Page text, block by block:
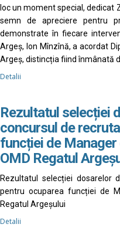
loc un moment special, dedicat
semn de apreciere pentru
demonstrate în fiecare
Argeș, Ion Mînzînă, a acordat
Argeș, distincția fiind înmânată
Detalii
Rezultatul selecției
concursul de
funcției de Manager
OMD Regatul
Rezultatul selecției dosarelor
pentru ocuparea funcției de
Regatul Argeșului
Detalii